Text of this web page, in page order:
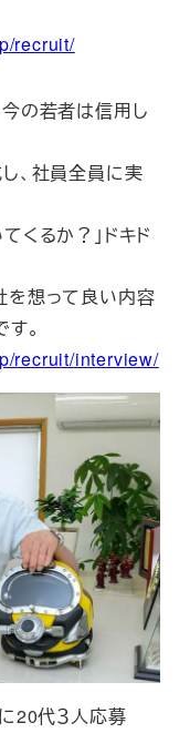
recruit/
の若者は信用し
、社員全員に実
くるか？」ドキド
を想って良い内容
。
recruit/interview/
20代３人応募